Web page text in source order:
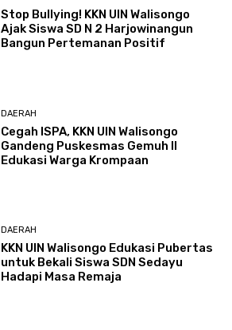
Stop Bullying! KKN UIN Walisongo
Ajak Siswa SD N 2 Harjowinangun
Bangun Pertemanan Positif
DAERAH
Cegah ISPA, KKN UIN Walisongo
Gandeng Puskesmas Gemuh II
Edukasi Warga Krompaan
DAERAH
KKN UIN Walisongo Edukasi Pubertas
untuk Bekali Siswa SDN Sedayu
Hadapi Masa Remaja